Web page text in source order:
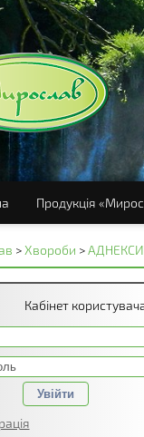
Продукція
>Хвороби >
Кабінет
Увійти